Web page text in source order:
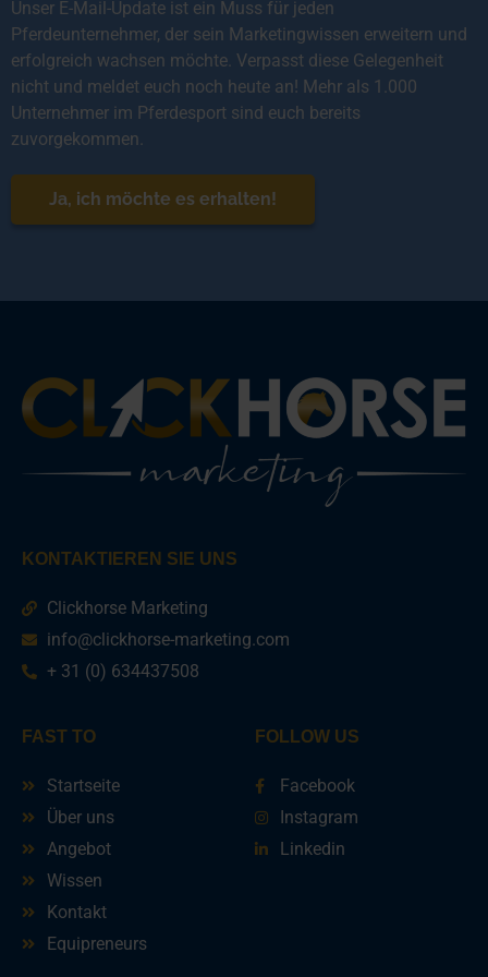
Unser E-Mail-Update ist ein Muss für jeden
Pferdeunternehmer, der sein Marketingwissen erweitern und
erfolgreich wachsen möchte. Verpasst diese Gelegenheit
nicht und meldet euch noch heute an! Mehr als 1.000
Unternehmer im Pferdesport sind euch bereits
zuvorgekommen.
Ja, ich möchte es erhalten!
KONTAKTIEREN SIE UNS
Clickhorse Marketing
info@clickhorse-marketing.com
+ 31 (0) 634437508
FAST TO
Startseite
Über uns
Angebot
Wissen
Kontakt
Equipreneurs
FOLLOW US
Facebook
Instagram
Linkedin